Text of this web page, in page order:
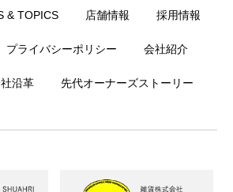
& TOPICS 店舗情報 採用情報
プライバシーポリシー 会社紹介
沿革 先代オーナーズストーリー